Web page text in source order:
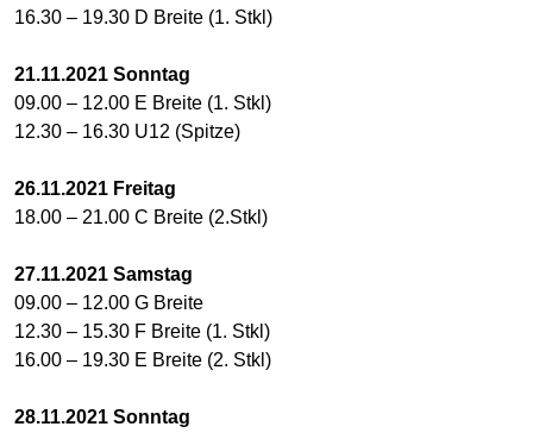
16.30 – 19.30 D Breite (1. Stkl)
21.11.2021 Sonntag
09.00 – 12.00 E Breite (1. Stkl)
12.30 – 16.30 U12 (Spitze)
26.11.2021 Freitag
18.00 – 21.00 C Breite (2.Stkl)
27.11.2021 Samstag
09.00 – 12.00 G Breite
12.30 – 15.30 F Breite (1. Stkl)
16.00 – 19.30 E Breite (2. Stkl)
28.11.2021 Sonntag